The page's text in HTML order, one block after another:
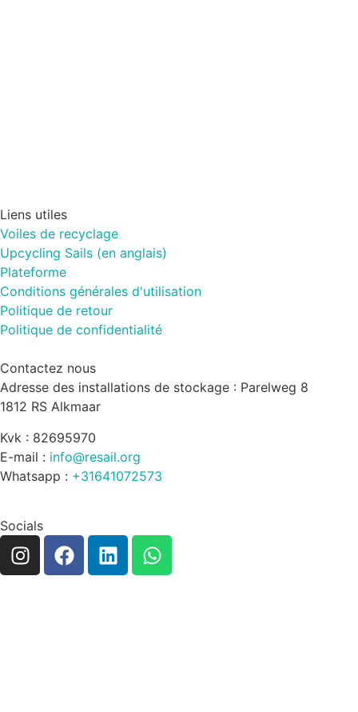
Liens utiles
Voiles de recyclage
Upcycling Sails (en anglais)
Plateforme
Conditions générales d'utilisation
Politique de retour
Politique de confidentialité
Contactez nous
Adresse des installations de stockage : Parelweg 8
1812 RS Alkmaar
Kvk : 82695970
E-mail : info@resail.org
Whatsapp : +31641072573
Socials